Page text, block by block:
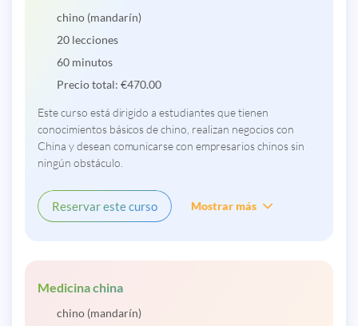
chino (mandarín)
20 lecciones
60 minutos
Precio total: €470.00
Este curso está dirigido a estudiantes que tienen
conocimientos básicos de chino, realizan negocios con
China y desean comunicarse con empresarios chinos sin
ningún obstáculo.
Reservar este curso Mostrar más
Medicina china
chino (mandarín)